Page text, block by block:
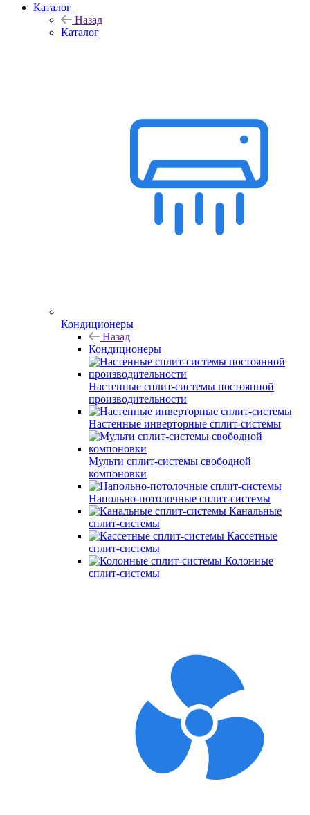
Каталог
Назад
Каталог
Кондиционеры
Назад
Кондиционеры
Настенные сплит-системы постоянной
производительности
Настенные инверторные сплит-системы
Мульти сплит-системы свободной
компоновки
Напольно-потолочные сплит-системы
Канальные
сплит-системы
Кассетные
сплит-системы
Колонные
сплит-системы